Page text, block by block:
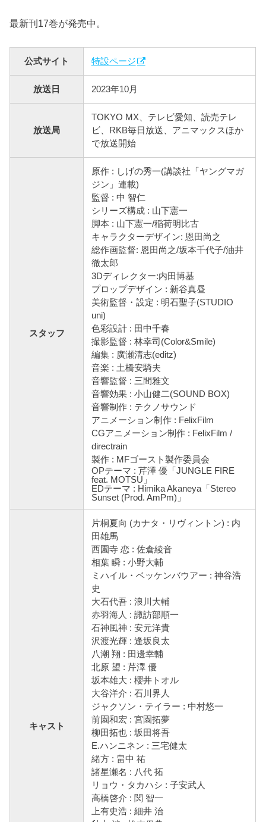
最新刊17巻が発売中。
公式サイト 特設ページ
放送日 2023年10月
放送局
TOKYO MX、テレビ愛知、読売テレ
ビ、RKB毎日放送、アニマックスほか
で放送開始
スタッフ
原作 : しげの秀一(講談社「ヤングマガ
ジン」連載)
監督 : 中 智仁
シリーズ構成 : 山下憲一
脚本 : 山下憲一/稲荷明比古
キャラクターデザイン: 恩田尚之
総作画監督: 恩田尚之/坂本千代子/油井
徹太郎
3Dディレクター:内田博基
プロップデザイン : 新谷真昼
美術監督・設定 : 明石聖子(STUDIO
uni)
色彩設計 : 田中千春
撮影監督 : 林幸司(Color&Smile)
編集 : 廣瀬清志(editz)
音楽 : 土橋安騎夫
音響監督 : 三間雅文
音響効果 : 小山健二(SOUND BOX)
音響制作 : テクノサウンド
アニメーション制作 : FelixFilm
CGアニメーション制作 : FelixFilm /
directrain
製作 : MFゴースト製作委員会
OPテーマ : 芹澤 優「JUNGLE FIRE
feat. MOTSU」
EDテーマ : Himika Akaneya「Stereo
Sunset (Prod. AmPm)」
キャスト
片桐夏向 (カナタ・リヴィントン) : 内
田雄馬
西園寺 恋 : 佐倉綾音
相葉 瞬 : 小野大輔
ミハイル・ベッケンバウアー : 神谷浩
史
大石代吾 : 浪川大輔
赤羽海人 : 諏訪部順一
石神風神 : 安元洋貴
沢渡光輝 : 逢坂良太
八潮 翔 : 田邊幸輔
北原 望 : 芹澤 優
坂本雄大 : 櫻井トオル
大谷洋介 : 石川界人
ジャクソン・テイラー : 中村悠一
前園和宏 : 宮園拓夢
柳田拓也 : 坂田将吾
E.ハンニネン : 三宅健太
緒方 : 畠中 祐
諸星瀬名 : 八代 拓
リョウ・タカハシ : 子安武人
高橋啓介 : 関 智一
上有史浩 : 細井 治